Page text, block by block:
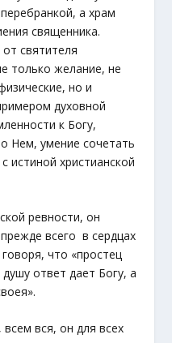
а храм
священника.
святителя
только желание, не
но и
духовной
к Богу,
Нем, умение сочетать
истиной христианской
ревности, он
всего в сердцах
что «простец
ответ дает Богу, а
вся, он для всех